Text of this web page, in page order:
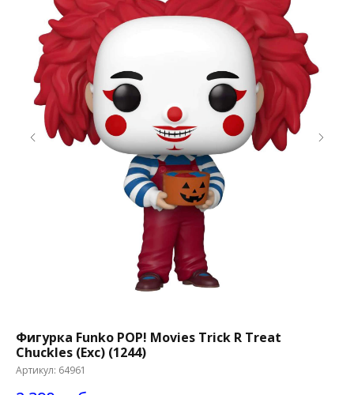
Фигурка Funko POP! Movies Trick R Treat
Chuckles (Exc) (1244)
Артикул: 64961